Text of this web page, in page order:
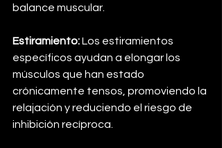
balance muscular.
Estiramiento: Los estiramientos
específicos ayudan a elongar los
músculos que han estado
crónicamente tensos, promoviendo la
relajación y reduciendo el riesgo de
inhibición recíproca.